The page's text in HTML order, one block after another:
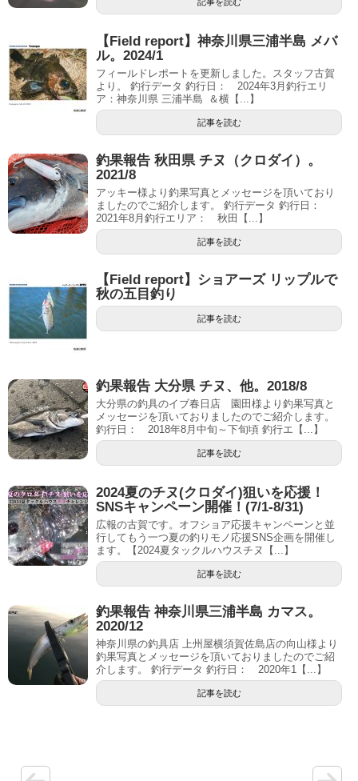
【Field report】神奈川県三浦半島 メバ
ル。2024/1
フィールドレポートを更新しました。スタッフ古賀
より。 釣行データ 釣行日： 2024年3月釣行エリ
ア：神奈川県 三浦半島 ＆横【...】
記事を読む
釣果報告 秋田県 チヌ（クロダイ）。
2021/8
アッキー様より釣果写真とメッセージを頂いており
ましたのでご紹介します。 釣行データ 釣行日：
2021年8月釣行エリア： 秋田【...】
記事を読む
【Field report】ショアーズ リップルで
秋の五目釣り
記事を読む
釣果報告 大分県 チヌ、他。2018/8
大分県の釣具のイブ春日店 園田様より釣果写真と
メッセージを頂いておりましたのでご紹介します。
釣行日： 2018年8月中旬～下旬頃 釣行エ【...】
記事を読む
2024夏のチヌ(クロダイ)狙いを応援！
SNSキャンペーン開催！(7/1-8/31)
広報の古賀です。オフショア応援キャンペーンと並
行してもう一つ夏の釣りモノ応援SNS企画を開催し
ます。【2024夏タックルハウスチヌ【...】
記事を読む
釣果報告 神奈川県三浦半島 カマス。
2020/12
神奈川県の釣具店 上州屋横須賀佐島店の向山様より
釣果写真とメッセージを頂いておりましたのでご紹
介します。 釣行データ 釣行日： 2020年1【...】
記事を読む